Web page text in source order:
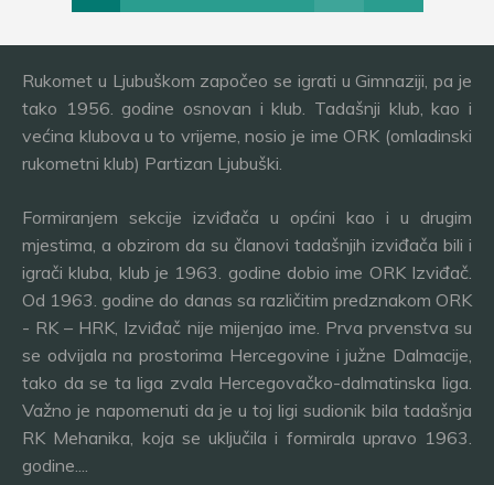
Rukomet u Ljubuškom započeo se igrati u Gimnaziji, pa je
tako 1956. godine osnovan i klub. Tadašnji klub, kao i
većina klubova u to vrijeme, nosio je ime ORK (omladinski
rukometni klub) Partizan Ljubuški.
Formiranjem sekcije izviđača u općini kao i u drugim
mjestima, a obzirom da su članovi tadašnjih izviđača bili i
igrači kluba, klub je 1963. godine dobio ime ORK Izviđač.
Od 1963. godine do danas sa različitim predznakom ORK
- RK – HRK, Izviđač nije mijenjao ime. Prva prvenstva su
se odvijala na prostorima Hercegovine i južne Dalmacije,
tako da se ta liga zvala Hercegovačko-dalmatinska liga.
Važno je napomenuti da je u toj ligi sudionik bila tadašnja
RK Mehanika, koja se uključila i formirala upravo 1963.
godine....